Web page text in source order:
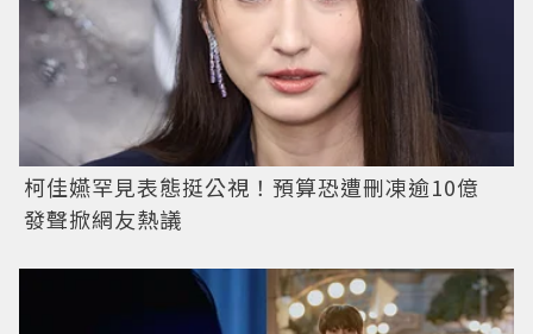
柯佳嬿罕見表態挺公視！預算恐遭刪凍逾10億
發聲掀網友熱議